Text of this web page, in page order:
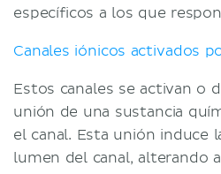
específicos a los que
Canales iónicos activados
Estos canales se activan o
unión de una sustancia
el canal. Esta unión induce
lumen del canal, alterando